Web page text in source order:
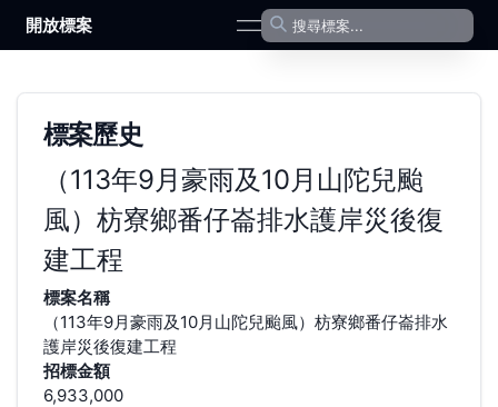
開放標案 open navigation menu
標案歷史
（113年9月豪雨及10月山陀兒颱
風）枋寮鄉番仔崙排水護岸災後復
建工程
標案名稱
（113年9月豪雨及10月山陀兒颱風）枋寮鄉番仔崙排水
護岸災後復建工程
招標金額
6,933,000